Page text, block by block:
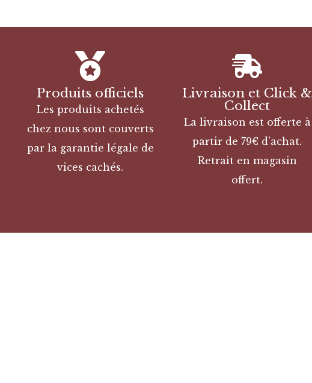
Produits officiels
Les produits achetés
chez nous sont couverts
par la garantie légale de
vices cachés.
Livraison et Click &
Collect
La livraison est offerte à
partir de 79€ d’achat.
Retrait en magasin
offert.